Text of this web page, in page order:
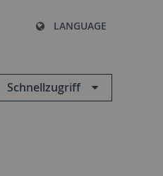
LANGUAGE
Schnellzugriff